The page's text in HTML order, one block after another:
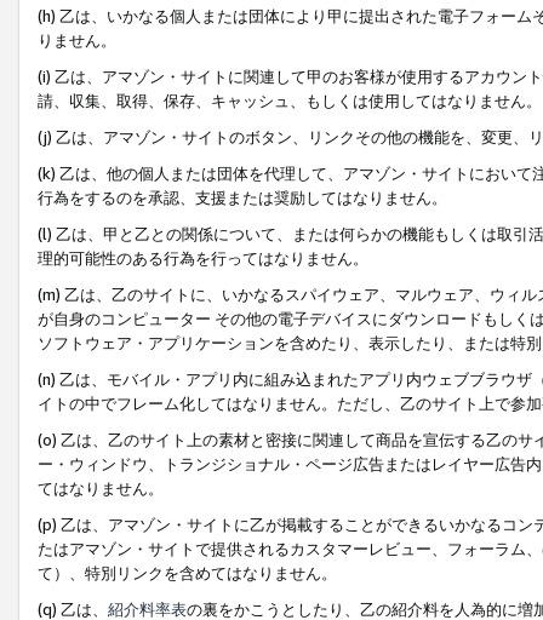
(h) 乙は、いかなる個人または団体により甲に提出された電子フォー
りません。
(i) 乙は、アマゾン・サイトに関連して甲のお客様が使用するアカウン
請、収集、取得、保存、キャッシュ、もしくは使用してはなりません。
(j) 乙は、アマゾン・サイトのボタン、リンクその他の機能を、変更、
(k) 乙は、他の個人または団体を代理して、アマゾン・サイトにおい
行為をするのを承認、支援または奨励してはなりません。
(l) 乙は、甲と乙との関係について、または何らかの機能もしくは取
理的可能性のある行為を行ってはなりません。
(m) 乙は、乙のサイトに、いかなるスパイウェア、マルウェア、ウィ
が自身のコンピューター その他の電子デバイスにダウンロードもし
ソフトウェア・アプリケーションを含めたり、表示したり、または特
(n) 乙は、モバイル・アプリ内に組み込まれたアプリ内ウェブブラウ
イトの中でフレーム化してはなりません。ただし、乙のサイト上で参
(o) 乙は、乙のサイト上の素材と密接に関連して商品を宣伝する乙の
ー・ウィンドウ、トランジショナル・ページ広告またはレイヤー広告
てはなりません。
(p) 乙は、アマゾン・サイトに乙が掲載することができるいかなるコ
たはアマゾン・サイトで提供されるカスタマーレビュー、フォーラム
て）、特別リンクを含めてはなりません。
(q) 乙は、 紹介料率表の裏をかこうとしたり、乙の紹介料を人為的に